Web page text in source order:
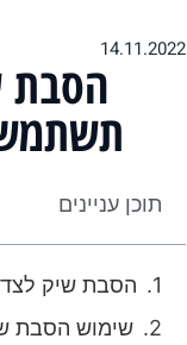
14.11.2022
הסבת
תוכן עניינים
הסבת שיק לצד
שימוש הסבת